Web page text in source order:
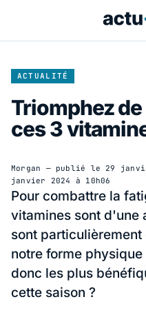
ACTUALITÉ
Triomphez
ces 3
Morgan — publié le 29
janvier 2024 à 10h06
Pour combattre la
vitamines sont d'une
sont
notre forme
donc les plus
cette saison ?